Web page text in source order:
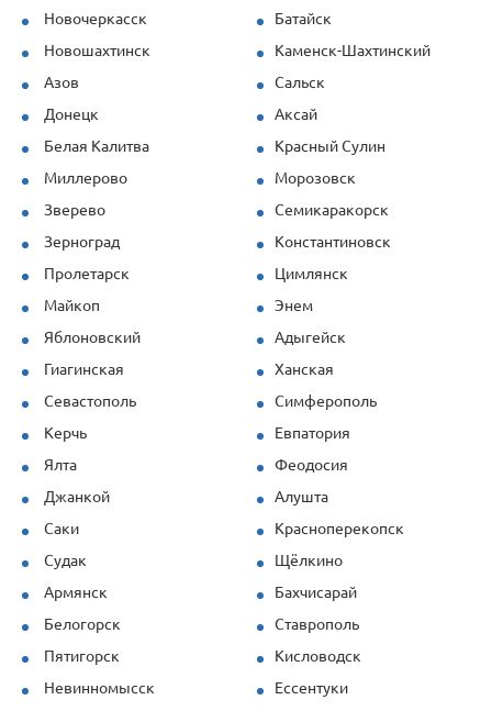
Новочеркасск
Батайск
Новошахтинск
Каменск-Шахтинский
Азов
Сальск
Донецк
Аксай
Белая Калитва
Красный Сулин
Миллерово
Морозовск
Зверево
Семикаракорск
Зерноград
Константиновск
Пролетарск
Цимлянск
Майкоп
Энем
Яблоновский
Адыгейск
Гиагинская
Ханская
Севастополь
Симферополь
Керчь
Евпатория
Ялта
Феодосия
Джанкой
Алушта
Саки
Красноперекопск
Судак
Щёлкино
Армянск
Бахчисарай
Белогорск
Ставрополь
Пятигорск
Кисловодск
Невинномысск
Ессентуки